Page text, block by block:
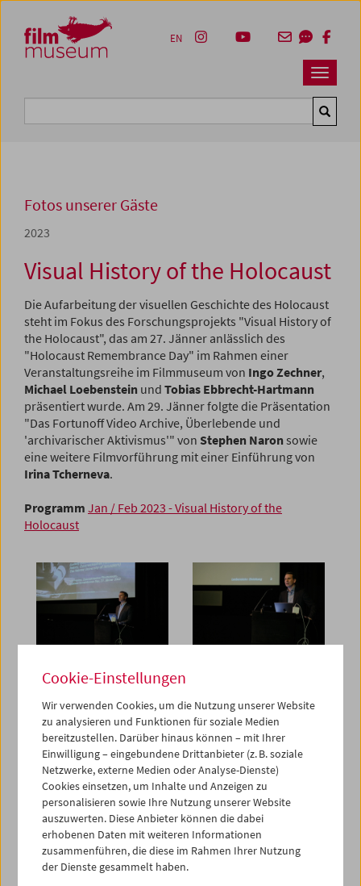
Zum Inhalt
Zum Hauptmenü
Zur Servicenavigation
Zum Suche
Navbar
EN
Fotos unserer Gäste
2023
Visual History of the Holocaust
Die Aufarbeitung der visuellen Geschichte des Holocaust
steht im Fokus des Forschungsprojekts "Visual History of
the Holocaust", das am 27. Jänner anlässlich des
"Holocaust Remembrance Day" im Rahmen einer
Veranstaltungsreihe im Filmmuseum von Ingo Zechner,
Michael Loebenstein und Tobias Ebbrecht-Hartmann
präsentiert wurde. Am 29. Jänner folgte die Präsentation
"Das Fortunoff Video Archive, Überlebende und
'archivarischer Aktivismus'" von Stephen Naronsowie
eine weitere Filmvorführung mit einer Einführung von
Irina Tcherneva.
Programm Jan / Feb 2023 - Visual History of the
Holocaust
Cookie-Einstellungen
Wir verwenden Cookies, um die Nutzung unserer Website
zu analysieren und Funktionen für soziale Medien
bereitzustellen. Darüber hinaus können – mit Ihrer
Einwilligung – eingebundene Drittanbieter (z. B. soziale
Netzwerke, externe Medien oder Analyse-Dienste)
Cookies einsetzen, um Inhalte und Anzeigen zu
personalisieren sowie Ihre Nutzung unserer Website
auszuwerten. Diese Anbieter können die dabei
erhobenen Daten mit weiteren Informationen
zusammenführen, die diese im Rahmen Ihrer Nutzung
der Dienste gesammelt haben.